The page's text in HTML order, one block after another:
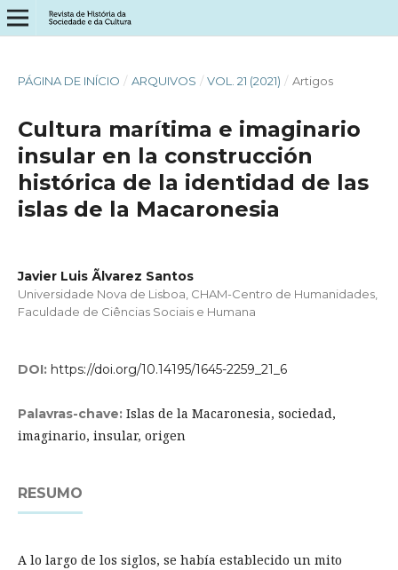
PÁGINA DE INÍCIO / ARQUIVOS / VOL. 21 (2021) / Artigos
Cultura marítima e imaginario
insular en la construcción
histórica de la identidad de las
islas de la Macaronesia
Javier Luis Ãlvarez Santos
Universidade Nova de Lisboa, CHAM-Centro de Humanidades,
Faculdade de Ciências Sociais e Humana
DOI: https://doi.org/10.14195/1645-2259_21_6
Palavras-chave: Islas de la Macaronesia, sociedad,
imaginario, insular, origen
RESUMO
A lo largo de los siglos, se había establecido un mito